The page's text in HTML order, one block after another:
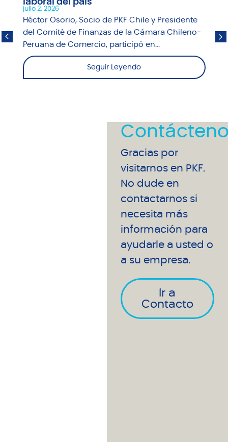
julio 2, 2026
Héctor Osorio, Socio de PKF Chile y Presidente
del Comité de Finanzas de la Cámara Chileno-
Peruana de Comercio, participó en...
Seguir Leyendo
Gracias por
visitarnos en PKF.
No dude en
contactarnos si
necesita más
información para
ayudarle a usted o
a su empresa.
Ir a
Contacto